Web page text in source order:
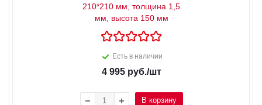
210*210 мм, толщина 1,5
мм, высота 150 мм
Есть в наличии
4 995руб./шт
В корзину